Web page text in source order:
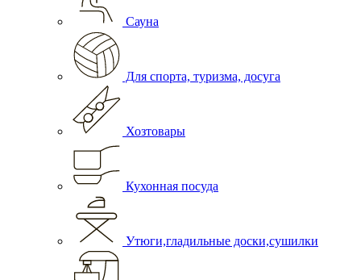
Сауна
Для спорта, туризма, досуга
Хозтовары
Кухонная посуда
Утюги,гладильные доски,сушилки